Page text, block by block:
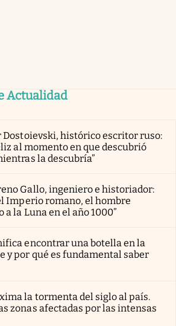
Actualidad
Dostoievski, histórico escritor ruso:
al momento en que descubrió
la descubría”
Gallo, ingeniero e historiador:
Imperio romano, el hombre
a la Luna en el año 1000”
encontrar una botella en la
y por qué es fundamental saber
la tormenta del siglo al país.
zonas afectadas por las intensas